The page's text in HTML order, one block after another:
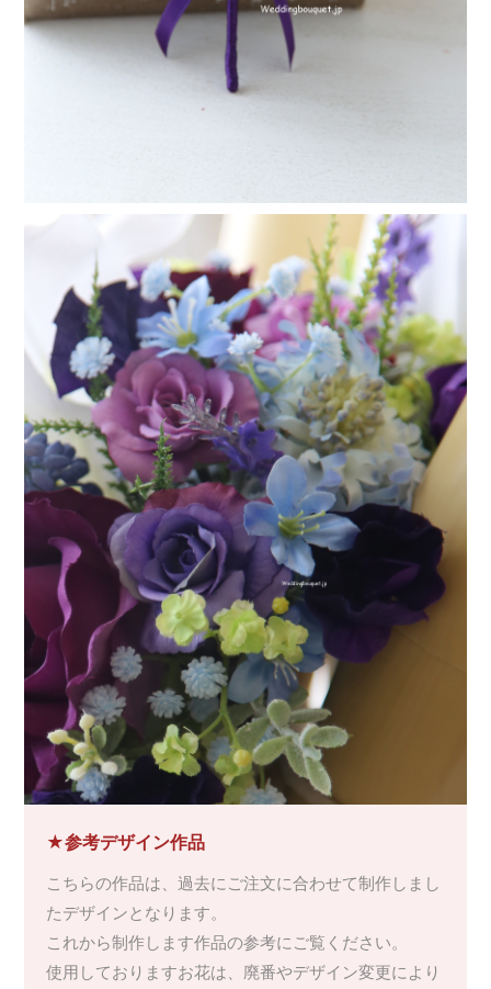
★参考デザイン作品
こちらの作品は、過去にご注文に合わせて制作しまし
たデザインとなります。
これから制作します作品の参考にご覧ください。
使用しておりますお花は、廃番やデザイン変更により